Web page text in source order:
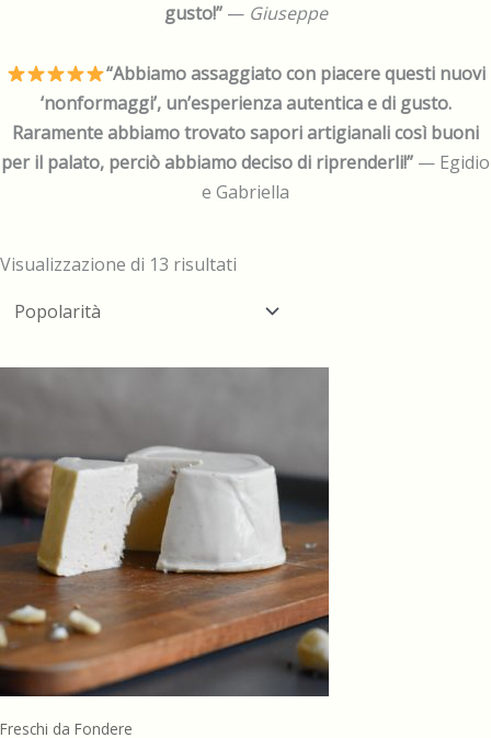
gusto!”— Giuseppe
“Abbiamo assaggiato con piacere questi nuovi
‘nonformaggi’, un’esperienza autentica e di gusto.
Raramente abbiamo trovato sapori artigianali così buoni
per il palato, perciò abbiamo deciso di riprenderli!” — Egidio
e Gabriella
Visualizzazione di 13 risultati
Freschi da Fondere